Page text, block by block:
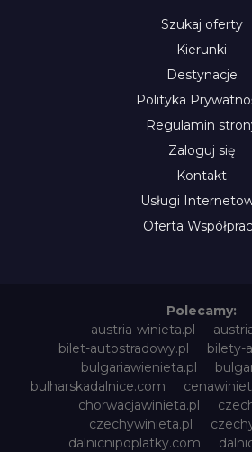
Szukaj oferty
Kierunki
Destynacje
Polityka
Regulamin
Zaloguj się
Kontakt
Usługi
Oferta
Polecamy:
austria-winieta.pl
bilet-autostradowy.pl
bilety-
bulgariawienieta.pl
bulharskadalnice.com
chorwacjawinieta.pl
czechywinieta.pl
dalnicnipoplatky.com